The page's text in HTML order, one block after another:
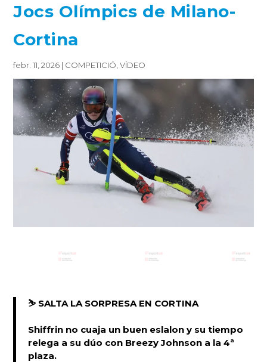
Jocs Olímpics de Milano-
Cortina
febr. 11, 2026 | COMPETICIÓ ,VÍDEO
⛷️ SALTA LA SORPRESA EN CORTINA
Shiffrin no cuaja un buen eslalon y su tiempo
relega a su dúo con Breezy Johnson a la 4ª
plaza.